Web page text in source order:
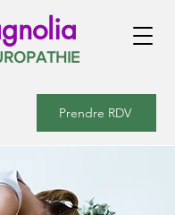
Prendre RDV